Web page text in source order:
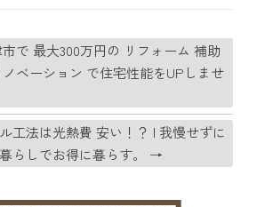
で 最大300万円の リフォーム 補助
ベーション で住宅性能をUPしませ
工法は光熱費 安い！？ | 我慢せずに
らしでお得に暮らす。 →